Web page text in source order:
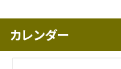
カレンダー